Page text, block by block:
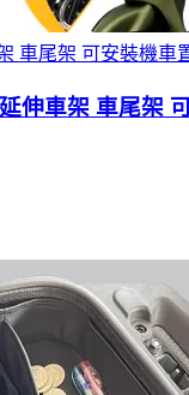
車尾架 可安裝機車
伸車架 車尾架